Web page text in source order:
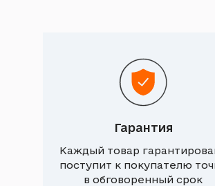
Гарантия
Каждый товар
поступит к покупателю
в обговоренный срок